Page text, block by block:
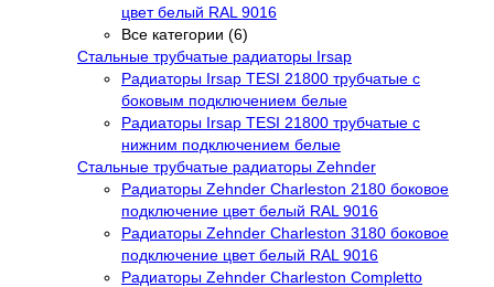
цвет белый RAL 9016
Все категории (6)
Стальные трубчатые радиаторы Irsap
Радиаторы Irsap TESI 21800 трубчатые с
боковым подключением белые
Радиаторы Irsap TESI 21800 трубчатые с
нижним подключением белые
Стальные трубчатые радиаторы Zehnder
Радиаторы Zehnder Charleston 2180 боковое
подключение цвет белый RAL 9016
Радиаторы Zehnder Charleston 3180 боковое
подключение цвет белый RAL 9016
Радиаторы Zehnder Charleston Completto